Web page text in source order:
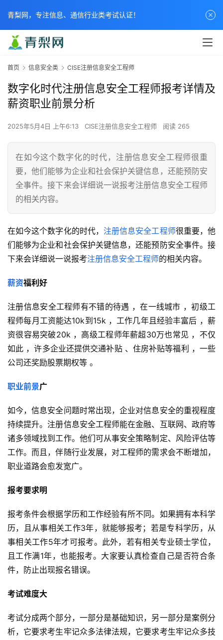
首页 信息安全类 CISE注册信息安全工程师
数字化时代注册信息安全工程师报考详情及
薪资职业前景分析
2025年5月4日 上午6:13 CISE注册信息安全工程师 阅读 265
在如今这个数字化的时代，注册信息安全工程师很重
要，他们能够为企业和社会保护关键信息，还能预防安
全事件。接下来会详细说一说报考注册信息安全工程师
的相关内容。
在如今这个数字化的时代， 注册信息安全工程师很重要，他
们能够为企业和社会保护关键信息，还能预防安全事件。接
下来会详细说一说报考注册信息安全工程师的相关内容。
薪资福利好
注册信息安全工程师有不错的待遇 ，在一线城市 ，初级工
程师每月工资能达10k到15k ，工作几年且经验丰富后 ，薪
资很容易突破20k ，高级工程师年薪超30万也常见 ，不仅
如此 ，许多企业还提供交通补贴 、住房补贴等福利 ，一些
公司还奖励股票期权等 。
职业前景广
如今，信息安全问题时常出现，企业对信息安全的重视程度
持续提升。注册信息安全工程师能在金融、互联网、政府等
诸多领域找到工作。他们可从事安全策略制定、风险评估等
工作。而且，伴随行业发展，对工程师的需求会不断增加，
职业道路会愈发宽广。
报考要求明
报考条件会根据学历和工作经验有所不同。如果拥有本科学
历，且从事相关工作3年，就能够报考；若是专科学历，从
事相关工作5年才可报考。此外，若有相关专业硕士学位，
且工作满1年，也能报考。大家要认真检查自己是否符合条
件，防止出现报名错误。
考试难度大
考试分成两个部分，一部分是基础知识，另一部分是案例分
析，它要求考生牢记众多法律法规，它要求考生牢记众多技
青梨网，专注信息、通信行业类考试认证！